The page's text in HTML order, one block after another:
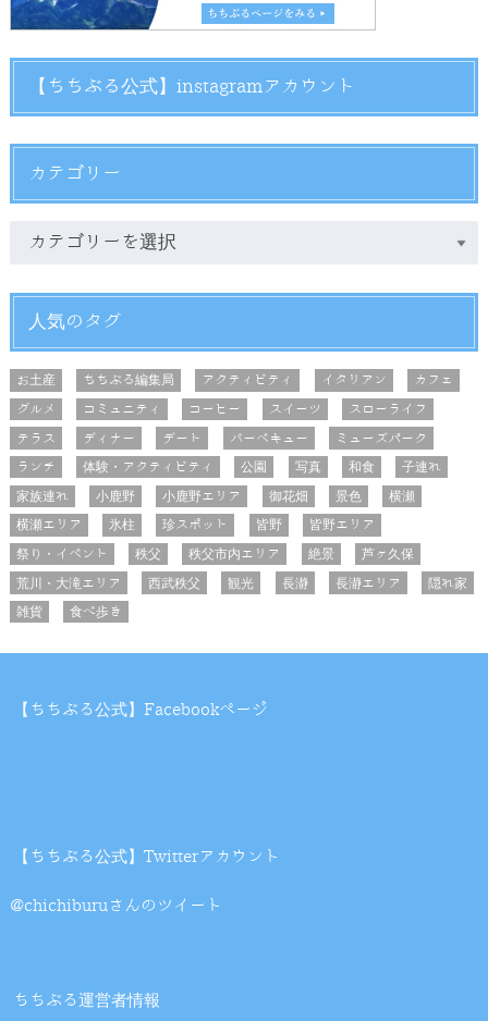
【ちちぶる公式】instagramアカウント
カテゴリー
人気のタグ
お土産 ちちぶる編集局 アクティビティ イタリアン
カフェ
グルメ
コミュニティ コーヒー スイーツ
スローライフ
テラス
ディナー デート バーベキュー
ミューズパーク
ランチ
体験・アクティビティ 公園 写真 和食
子連れ
家族連れ
小鹿野 小鹿野エリア 御花畑 景色
横瀬
横瀬エリア
氷柱 珍スポット 皆野
皆野エリア
祭り・イベント
秩父 秩父市内エリア 絶景
芦ヶ久保
荒川・大滝エリア
西武秩父 観光 長瀞 長瀞エリア
隠れ家
雑貨
食べ歩き
【ちちぶる公式】Facebookページ
【ちちぶる公式】Twitterアカウント
@chichiburuさんのツイート
ちちぶる運営者情報